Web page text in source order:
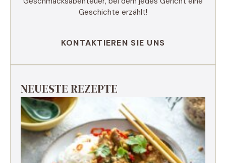
Geschichte erzählt!
KONTAKTIEREN SIE UNS
NEUESTE REZEPTE